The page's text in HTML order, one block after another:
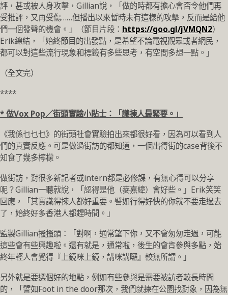
評，甚或被人身攻擊，Gillian說，「做的時都有擔心會否令他們再
受批評，又再受傷……但播出以來暫時未有這樣的攻擊，反而是給他
們一個發聲的機會。」（節目片段： https://goo.gl/jVMQN2）
Erik總結，「始終節目的出發點，是希望不論電視觀眾或者網民，
都可以對這些流行現象和標籤有多些思考，有空間多想一點。」
（全文完）
****
* 做Vox Pop／街頭實驗小貼士：「識揀人最緊要。」
《我係乜乜乜》的街頭社會實驗拍出來都很好看，因為可以看到人
們的真實反應。可是做過街訪的都知道，一個出得街的case背後不
知食了幾多檸檬。
做街訪，對很多新記者或intern都是必修課，有無心得可以分享
呢？Gillian一聽就說，「認得是他（麥嘉緯）會好些。」Erik笑笑
回應，「其實識得揀人都好重要。譬如行得好快的你就不要走過去
了，始終好多香港人都趕時間。」
監製Gillian搔搔頭：「對啊，通常望下你，又不會匆匆走過，可能
這些會有些興趣啦。還有就是，通常啦，後生的會肯參與多點，始
終年輕人會覺得『上鏡咪上鏡，講咪講囉』較無所謂。」
另外就是要選個好的地點，例如有些參與是需要被訪者較長時間
的，「譬如Foot in the door那次，我們就揀在公園找對象，因為無